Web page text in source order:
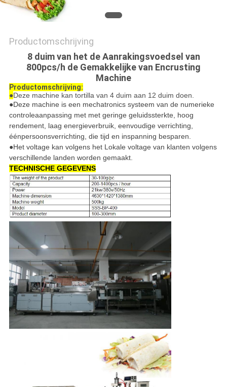
Productomschrijving
8 duim van het de Aanrakingsvoedsel van
800pcs/h de Gemakkelijke van Encrusting
Machine
Productomschrijving:
●Deze machine kan tortilla van 4 duim aan 12 duim doen.
●Deze machine is een mechatronics systeem van de numerieke
controleaanpassing met met geringe geluidssterkte, hoog
rendement, laag energieverbruik, eenvoudige verrichting,
éénpersoonsverrichting, die tijd en inspanning besparen.
●Het voltage kan volgens het Lokale voltage van klanten volgens
verschillende landen worden gemaakt.
TECHNISCHE GEGEVENS